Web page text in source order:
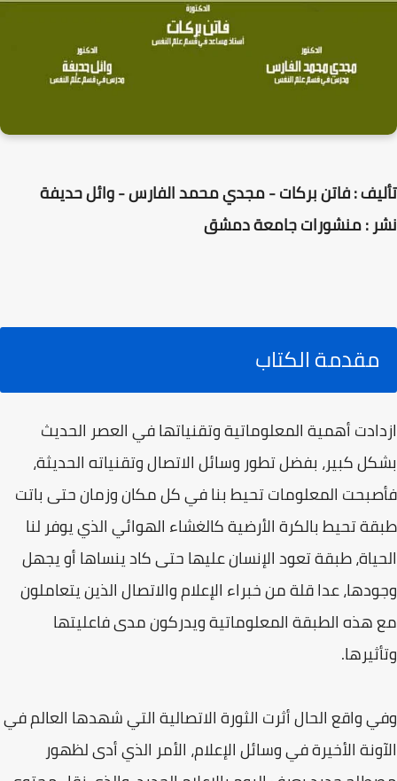
تأليف : فاتن بركات - مجدي محمد الفارس - وائل حديفة
نشر : منشورات جامعة دمشق
مقدمة الكتاب
ازدادت أهمية المعلوماتية وتقنياتها في العصر الحديث
بشكل كبير، بفضل تطور وسائل الاتصال وتقنياته الحديثة،
فأصبحت المعلومات تحيط بنا في كل مكان وزمان حتى باتت
طبقة تحيط بالكرة الأرضية كالغشاء الهوائي الذي يوفر لنا
الحياة، طبقة تعود الإنسان عليها حتى كاد ينساها أو يجهل
وجودها، عدا قلة من خبراء الإعلام والاتصال الذين يتعاملون
مع هذه الطبقة المعلوماتية ويدركون مدى فاعليتها
وتأثيرها.
وفي واقع الحال أثرت الثورة الاتصالية التي شهدها العالم في
الآونة الأخيرة في وسائل الإعلام، الأمر الذي أدى لظهور